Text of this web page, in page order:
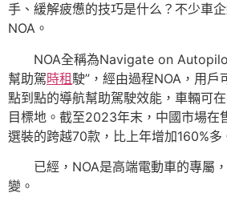
手、緩解疲憊的技巧是什么？不少車
NOA。
NOA全稱為Navigate on
幫助駕時租駛”，經由過程NOA，用
點到點的導航幫助駕駛效能，車輛可
目標地。截至2023年末，中國市場在
選裝的跨越70款，比上年增加160%多
已經，NOA是高端電動車的專屬
變。